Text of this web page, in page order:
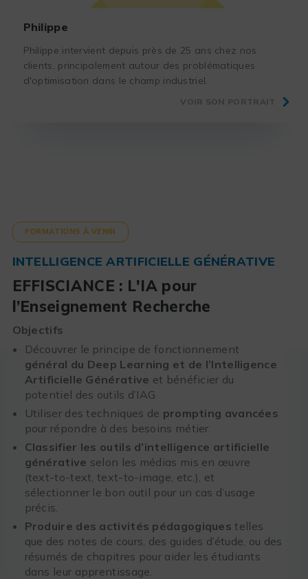
Philippe
Philippe intervient depuis près de 25 ans chez nos
clients, principalement autour des problématiques
d'optimisation dans le champ industriel.
VOIR SON PORTRAIT
FORMATIONS À VENIR
INTELLIGENCE ARTIFICIELLE GÉNÉRATIVE
EFFISCIANCE : L'IA pour
l’Enseignement Recherche
Objectifs
Découvrer le principe de fonctionnement
général du Deep Learning et de l’Intelligence
Artificielle Générative et bénéficier du
potentiel des outils d’IAG
Utiliser des techniques de prompting avancées
pour répondre à des besoins métier.
Classifier les outils d’intelligence artificielle
générative selon les médias mis en œuvre
(text-to-text, text-to-image, etc.), et
sélectionner le bon outil pour un cas d’usage
précis.
Produire des activités pédagogiques telles
que des notes de cours, des guides d’étude, ou des
résumés de chapitres pour aider les étudiants
dans leur apprentissage.